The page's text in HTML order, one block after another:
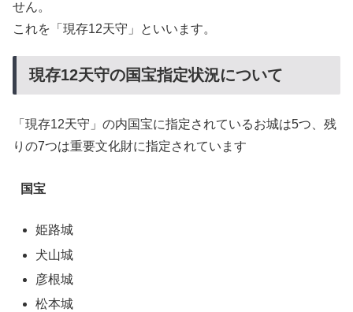
せん。
これを「現存12天守」といいます。
現存12天守の国宝指定状況について
「現存12天守」の内国宝に指定されているお城は5つ、残
りの7つは重要文化財に指定されています
国宝
姫路城
犬山城
彦根城
松本城